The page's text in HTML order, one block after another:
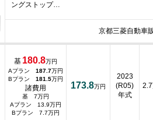
ングストップ…
京都三菱自動車
基 180.8万円
Aプラン 187.7万円
Bプラン 181.5万円
諸費用
基 7万円
Aプラン 13.9万円
Bプラン 7.7万円
173.8万円
2023
(R05)
年式